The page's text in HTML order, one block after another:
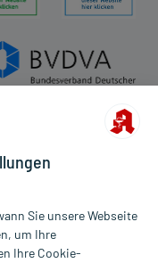
Sie unsere Webseite
um Ihre
Ihre Cookie-